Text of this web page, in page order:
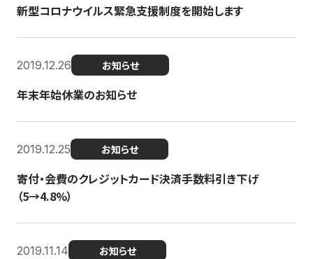
新型コロナウイルス緊急支援制度を開始します
2019.12.26 お知らせ
年末年始休業のお知らせ
2019.12.25 お知らせ
寄付・会費のクレジットカード決済手数料引き下げ
（5→4.8%）
2019.11.14 お知らせ